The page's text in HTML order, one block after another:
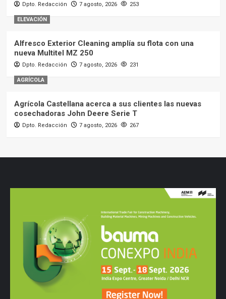
Dpto. Redacción 7 agosto, 2026 253
ELEVACIÓN
Alfresco Exterior Cleaning amplía su flota con una
nueva Multitel MZ 250
Dpto. Redacción 7 agosto, 2026 231
AGRÍCOLA
Agrícola Castellana acerca a sus clientes las nuevas
cosechadoras John Deere Serie T
Dpto. Redacción 7 agosto, 2026 267